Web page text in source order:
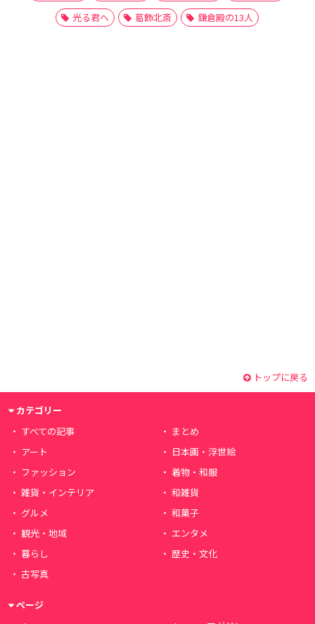
光る君へ
葛飾北斎 鎌倉殿の13人
トップに戻る
カテゴリー
すべての記事
まとめ
アート
日本画・浮世絵
ファッション
着物・和服
雑貨・インテリア
和雑貨
グルメ
和菓子
観光・地域
エンタメ
暮らし
歴史・文化
古写真
ページ